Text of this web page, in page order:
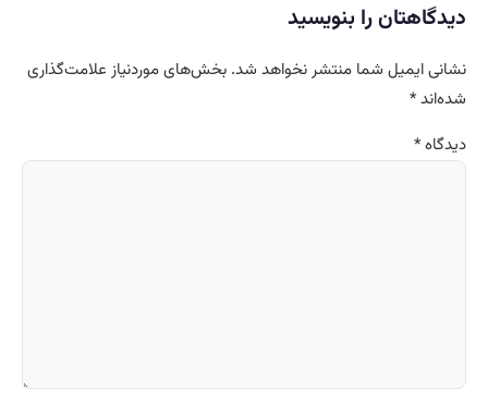
دیدگاهتان را بنویسید
نشانی ایمیل شما منتشر نخواهد شد. بخش‌های موردنیاز علامت‌گذاری
شده‌اند*
دیدگاه*